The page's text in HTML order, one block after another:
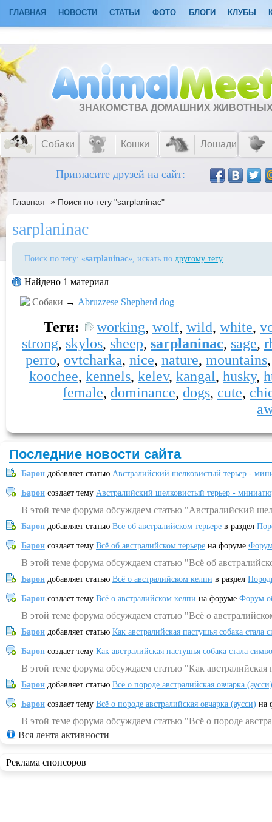
ГЛАВНАЯ НОВОСТИ СТАТЬИ ФОТО БЛОГИ КЛУБЫ
ЗНАКОМСТВА ДОМАШНИХ
Собаки Кошки Лошади
Пригласите друзей на сайт:
Главная » Поиск по тегу "sarplaninac"
sarplaninac
Поиск по тегу: «sarplaninac», искать по другому тегу
Найдено 1 материал
Собаки → Abruzzese Shepherd dog
Теги: working, wolf, wild, white,
strong, skylos, sheep, sarplaninac, sage,
perro, ovtcharka, nice, nature, mountains
koochee, kennels, kelev, kangal, husky,
female, dominance, dogs, cute,
Последние новости сайта
Барон добавляет статью Австралийский шелковистый терьер -
Барон создает тему Австралийский шелковистый терьер -
В этой теме форума обсуждаем статью "Австралийский
Барон добавляет статью Всё об австралийском терьере в раздел
Барон создает тему Всё об австралийском терьере на форуме
В этой теме форума обсуждаем статью "Всё об
Барон добавляет статью Всё о австралийском келпи в раздел
Барон создает тему Всё о австралийском келпи на форуме Форум
В этой теме форума обсуждаем статью "Всё о
Барон добавляет статью Как австралийская пастушья собака
Барон создает тему Как австралийская пастушья собака стала
В этой теме форума обсуждаем статью "Как
Барон добавляет статью Всё о породе австралийская овчарка (аусси)
Барон создает тему Всё о породе австралийская овчарка (аусси) на
В этой теме форума обсуждаем статью "Всё о породе
Вся лента активности
Реклама спонсоров